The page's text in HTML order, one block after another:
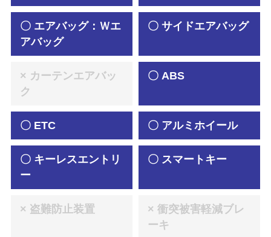
〇 エアバッグ：Ｗエ
アバッグ
〇 サイドエアバッグ
× カーテンエアバッ
ク
〇 ABS
〇 ETC 〇 アルミホイール
〇 キーレスエントリ
ー
〇 スマートキー
× 盗難防止装置
× 衝突被害軽減ブレ
ーキ